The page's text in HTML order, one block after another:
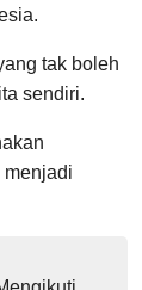
tak boleh
sendiri.
menjadi